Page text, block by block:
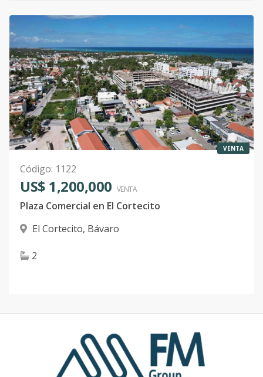
VENTA
Código: 1122
US$ 1,200,000 VENTA
Plaza Comercial en El Cortecito
El Cortecito, Bávaro
2